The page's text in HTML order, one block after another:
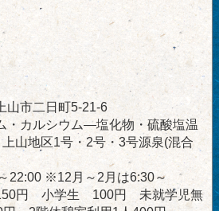
市二日町5-21-6
カルシウム―塩化物・硫酸塩温
地区1号・2号・3号源泉(混合
※12月～2月は6:30～
円 小学生 100円 未就学児無